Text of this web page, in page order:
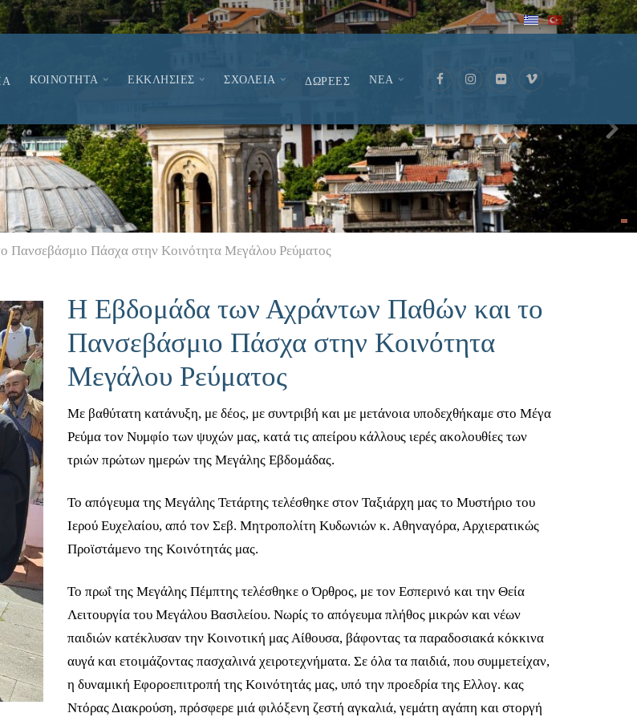
ΚΟΙΝΟΤΗΤΑ ΕΚΚΛΗΣΙΕΣ ΣΧΟΛΕΙΑ ΔΩΡΕΕΣ ΝΕΑ
Πανσεβάσμιο Πάσχα στην Κοινότητα Μεγάλου Ρεύματος
Η Εβδομάδα των Αχράντων Παθών και το
Πανσεβάσμιο Πάσχα στην Κοινότητα
Μεγάλου Ρεύματος
Με βαθύτατη κατάνυξη, με δέος, με συντριβή και με μετάνοια υποδεχθήκαμε στο Μέγα
Ρεύμα τον Νυμφίο των ψυχών μας, κατά τις απείρου κάλλους ιερές ακολουθίες των
τριών πρώτων ημερών της Μεγάλης Εβδομάδας.
Το απόγευμα της Μεγάλης Τετάρτης τελέσθηκε στον Ταξιάρχη μας το Μυστήριο του
Ιερού Ευχελαίου, από τον Σεβ. Μητροπολίτη Κυδωνιών κ. Αθηναγόρα, Αρχιερατικώς
Προϊστάμενο της Κοινότητάς μας.
Το πρωΐ της Μεγάλης Πέμπτης τελέσθηκε ο Όρθρος, με τον Εσπερινό και την Θεία
Λειτουργία του Μεγάλου Βασιλείου. Νωρίς το απόγευμα πλήθος μικρών και νέων
παιδιών κατέκλυσαν την Κοινοτική μας Αίθουσα, βάφοντας τα παραδοσιακά κόκκινα
αυγά και ετοιμάζοντας πασχαλινά χειροτεχνήματα. Σε όλα τα παιδιά, που συμμετείχαν,
η δυναμική Εφοροεπιτροπή της Κοινότητάς μας, υπό την προεδρία της Ελλογ. κας
Ντόρας Διακρούση, πρόσφερε μιά φιλόξενη ζεστή αγκαλιά, γεμάτη αγάπη και στοργή